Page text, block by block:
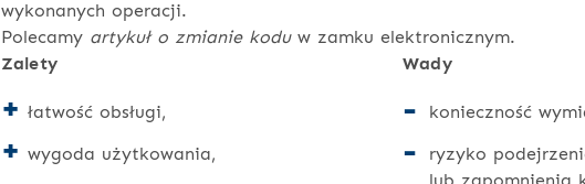
wykonanych operacji.
Polecamy artykuł o zmianie koduw zamku elektronicznym.
Zalety
łatwość obsługi,
wygoda użytkowania,
Wady
konieczność
ryzyko
lub zapomnienia